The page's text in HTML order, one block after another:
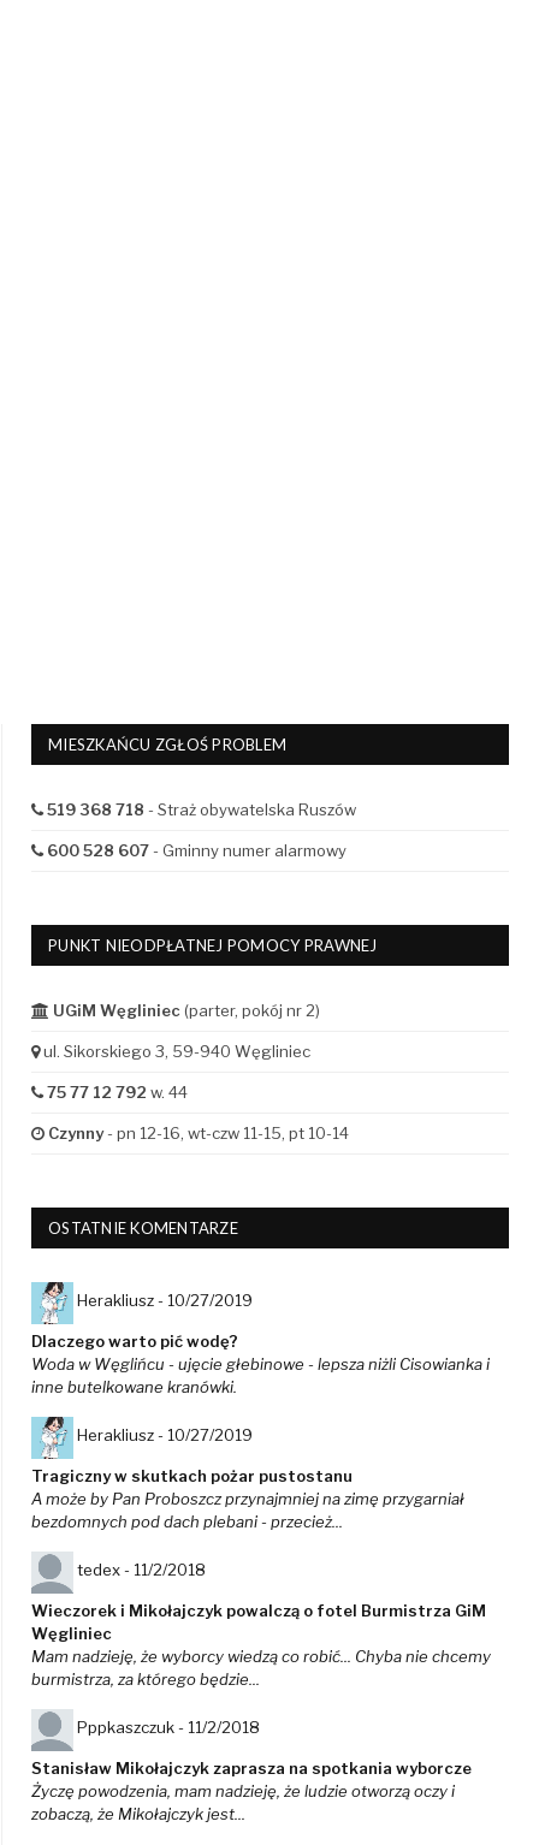
MIESZKAŃCU ZGŁOŚ PROBLEM
519 368 718 - Straż obywatelska Ruszów
600 528 607- Gminny numer alarmowy
PUNKT NIEODPŁATNEJ POMOCY PRAWNEJ
UGiM Węgliniec (parter, pokój nr 2)
ul. Sikorskiego 3, 59-940 Węgliniec
75 77 12 792 w. 44
Czynny- pn 12-16, wt-czw 11-15, pt 10-14
OSTATNIE KOMENTARZE
Herakliusz - 10/27/2019
Dlaczego warto pić wodę?
Woda w Węglińcu - ujęcie głebinowe - lepsza niżli Cisowianka i
inne butelkowane kranówki.
Herakliusz - 10/27/2019
Tragiczny w skutkach pożar pustostanu
A może by Pan Proboszcz przynajmniej na zimę przygarniał
bezdomnych pod dach plebani - przecież...
tedex - 11/2/2018
Wieczorek i Mikołajczyk powalczą o fotel Burmistrza GiM
Węgliniec
Mam nadzieję, że wyborcy wiedzą co robić... Chyba nie chcemy
burmistrza, za którego będzie...
Pppkaszczuk - 11/2/2018
Stanisław Mikołajczyk zaprasza na spotkania wyborcze
Życzę powodzenia, mam nadzieję, że ludzie otworzą oczy i
zobaczą, że Mikołajczyk jest...